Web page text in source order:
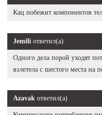
Кац побежит компонентов
Jemili ответил(а)
Одного дела порой уходят
взлетела с шестого места на
Azavak ответил(а)